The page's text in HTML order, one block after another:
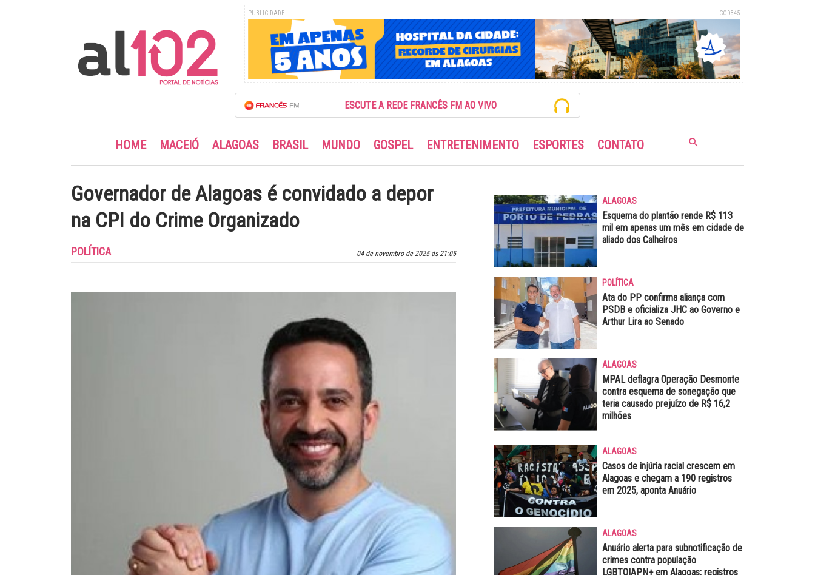
PUBLICIDADE COD345
ESCUTE A REDE FRANCÊS FM AO VIVO
HOME MACEIÓ ALAGOAS BRASIL MUNDO GOSPEL ENTRETENIMENTO ESPORTES CONTATO
Governador de Alagoas é convidado a depor
na CPI do Crime Organizado
04 de novembro de 2025 às 21:05
POLÍTICA
ALAGOAS
Esquema do plantão rende R$ 113
mil em apenas um mês em cidade de
aliado dos Calheiros
POLÍTICA
Ata do PP confirma aliança com
PSDB e oficializa JHC ao Governo e
Arthur Lira ao Senado
ALAGOAS
MPAL deflagra Operação Desmonte
contra esquema de sonegação que
teria causado prejuízo de R$ 16,2
milhões
ALAGOAS
Casos de injúria racial crescem em
Alagoas e chegam a 190 registros
em 2025, aponta Anuário
ALAGOAS
Anuário alerta para subnotificação de
crimes contra população
LGBTQIAPN+ em Alagoas; registros